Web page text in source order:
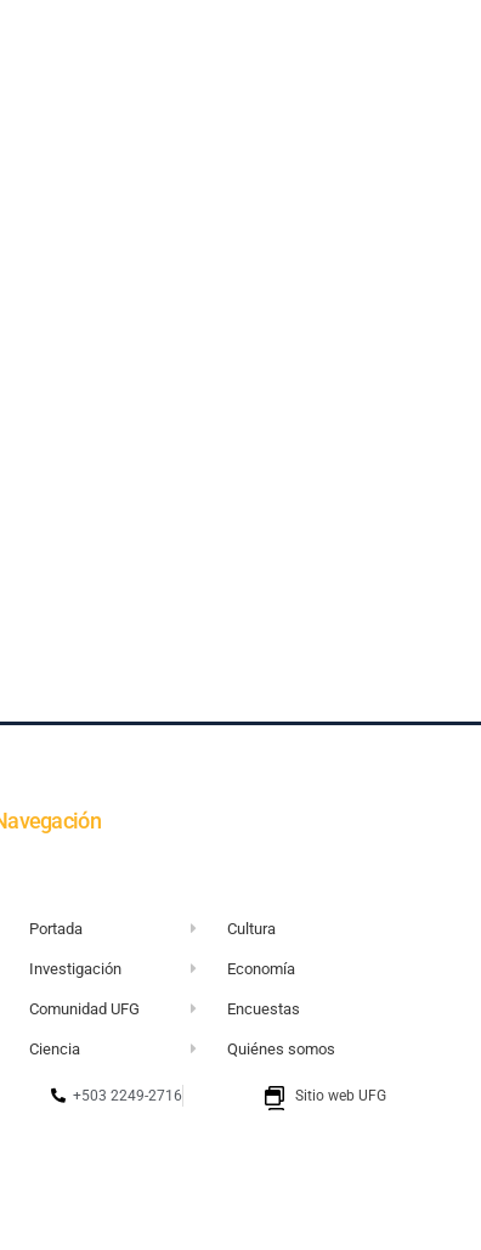
Portada
Investigación
Comunidad UFG
Ciencia
Cultura
Economía
Encuestas
Quiénes somos
+503 2249-2716
Sitio web UFG